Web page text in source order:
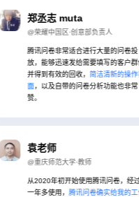
郑丞志 muta
@荣耀中国区·创意部负责人
腾讯问卷非常适合进行大量的问卷投
放，能够迅速发给需要填写的客户群体
并得到有效的回收，简洁清新的操作界
，以及自带的问卷分析功能也非常
袁老师
@重庆师范大学·教师
从2020年初开始使用腾讯问卷，经过
一年多使用，腾讯问卷确实给我的工作